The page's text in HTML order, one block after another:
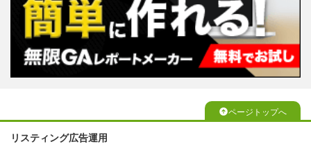
ページトップへ
リスティング広告運用